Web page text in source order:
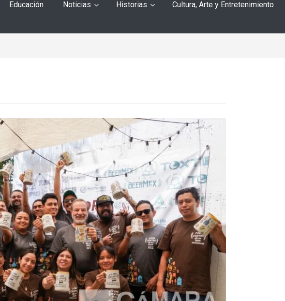
Educación Noticias Historias Cultura, Arte y Entretenimiento